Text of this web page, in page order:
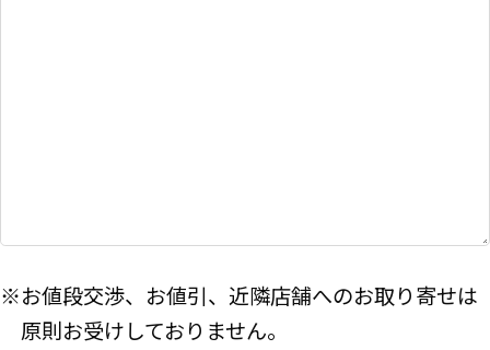
※お値段交渉、お値引、近隣店舗へのお取り寄せは
原則お受けしておりません。